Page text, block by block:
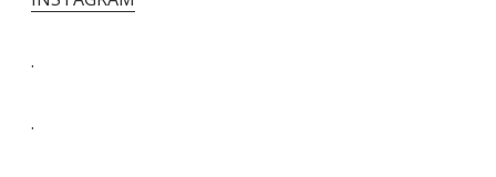
.
.